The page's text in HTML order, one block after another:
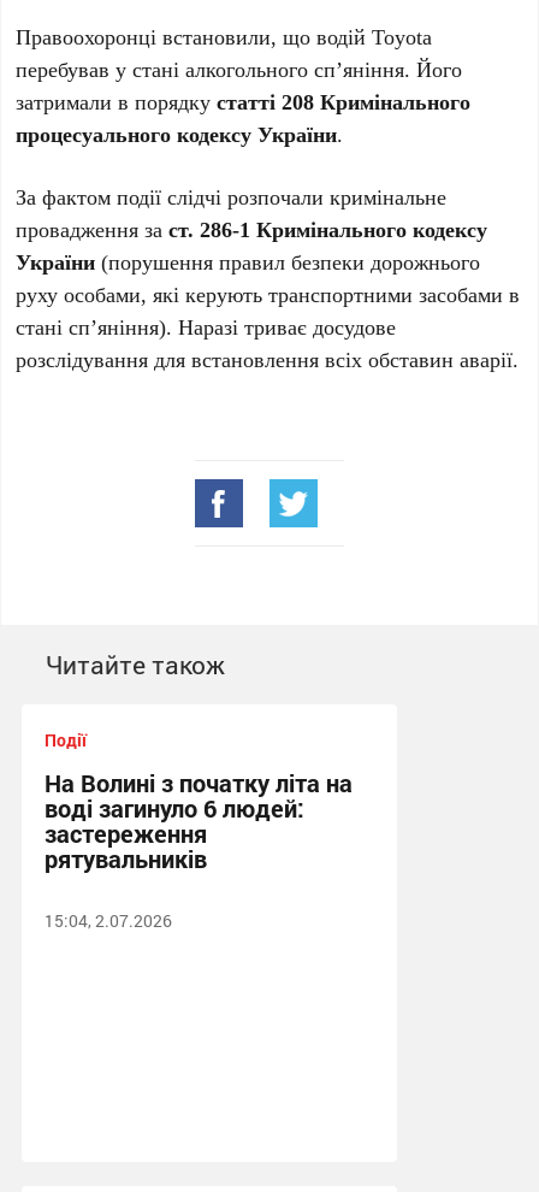
Правоохоронці встановили, що водій Toyota
перебував у стані алкогольного сп’яніння. Його
затримали в порядкустатті 208 Кримінального
процесуального кодексу України.
За фактом події слідчі розпочали кримінальне
провадження заст. 286-1 Кримінального кодексу
України (порушення правил безпеки дорожнього
руху особами, які керують транспортними засобами в
стані сп’яніння). Наразі триває досудове
розслідування для встановлення всіх обставин аварії.
Читайте також
Події
На Волині з початку літа на
воді загинуло 6 людей:
застереження
рятувальників
15:04, 2.07.2026